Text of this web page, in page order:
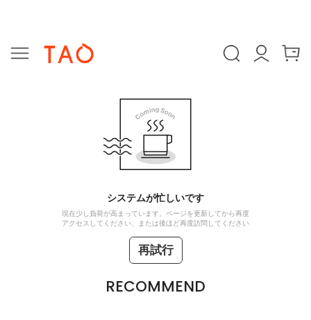
システムが忙しいです
現在少し負荷が高まっています。ページを更新してから再度
アクセスしてください、または後ほど再度訪問してください
再試行
RECOMMEND